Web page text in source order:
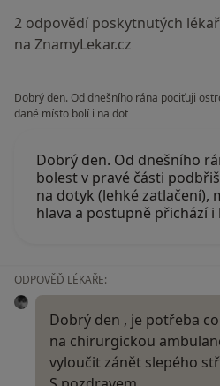
2 odpovědí poskytnutých
na ZnamyLekar.cz
Dobrý den. Od dnešního rána pociťuji
dané místo bolí i na dot
Dobrý den. Od dnešního
bolest v pravé části
na dotyk (lehké zatlačení),
hlava a postupně přichází i
ODPOVĚĎ LÉKAŘE:
Dobrý den , je potřeba
na chirurgickou
vyloučit zánět slepého